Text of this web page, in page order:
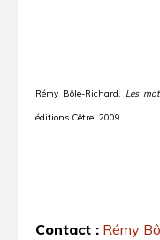
Rémy Bôle-Richard, Les
éditions Cêtre, 2009
Contact : Rémy